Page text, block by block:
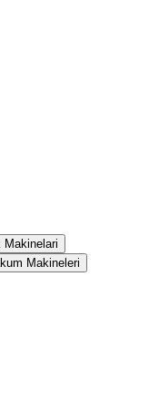
Makinelari
Makineleri